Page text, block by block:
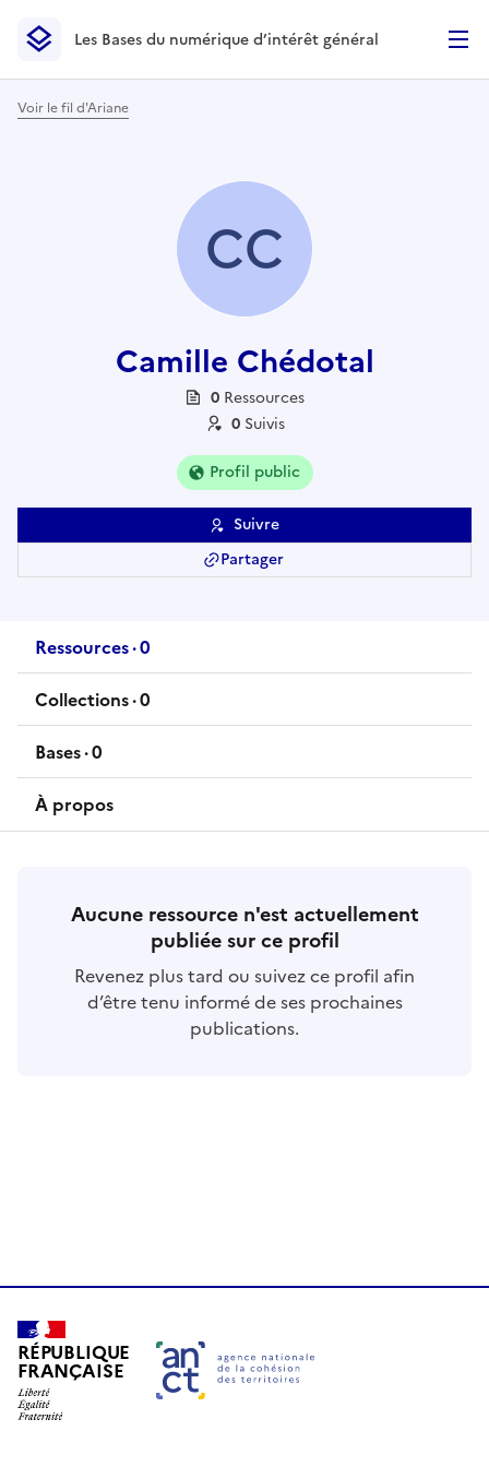
Les Bases du numérique d’intérêt général- Retour à la
Les Bases du numérique d’intérêt général
Voir le fil d'Ariane
CC
Camille Chédotal
0 Ressources
0 Suivis
Profil public
Suivre
Partager
Ressources·0
ressources
Collections·0
collections
Bases·0
bases
À propos
Aucune ressource n'est actuellement
publiée sur ce profil
Revenez plus tard ou suivez ce profil afin
d’être tenu informé de ses prochaines
publications.
RÉPUBLIQUE
FRANÇAISE